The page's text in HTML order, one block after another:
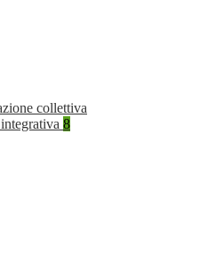
collettiva
8